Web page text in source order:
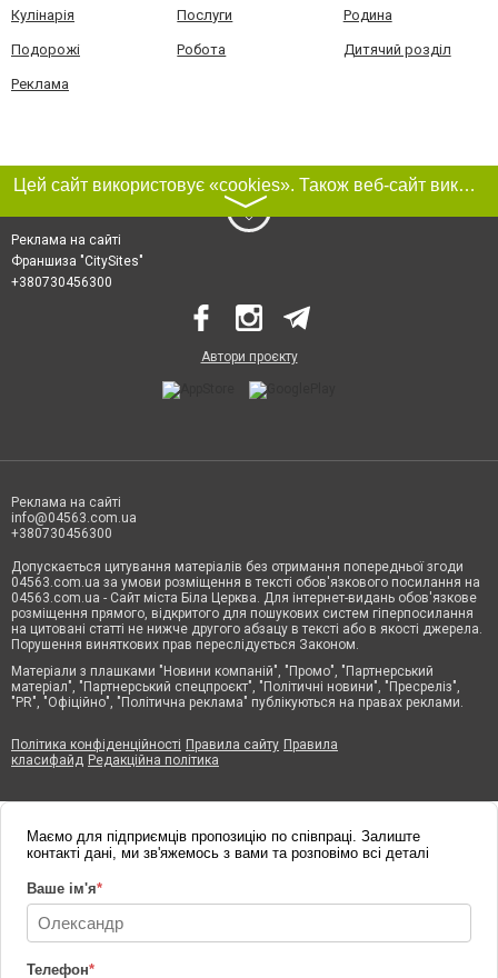
Кулінарія Послуги Родина
Подорожі Робота Дитячий розділ
Реклама
Цей сайт використовує «cookies». Також веб-сайт використовує інтернет-сервіс для збору технічних даних стосовно відвідувачів з метою отримання маркетингової та статистичної інформації. Умови обробки даних відвідувачів сайту див.
〉
Реклама на сайті
Франшиза "CitySites"
+380730456300
Автори проєкту
Реклама на сайті
info@04563.com.ua
+380730456300
Допускається цитування матеріалів без отримання попередньої згоди
04563.com.ua за умови розміщення в тексті обов'язкового посилання на
04563.com.ua - Сайт міста Біла Церква. Для інтернет-видань обов'язкове
розміщення прямого, відкритого для пошукових систем гіперпосилання
на цитовані статті не нижче другого абзацу в тексті або в якості джерела.
Порушення виняткових прав переслідується Законом.
Матеріали з плашками "Новини компаній", "Промо", "Партнерський
матеріал", "Партнерський спецпроєкт", "Політичні новини", "Пресреліз",
"PR", "Офіційно", "Політична реклама" публікуються на правах реклами.
Політика конфіденційності Правила сайту Правила
класифайд Редакційна політика
Маємо для підприємців пропозицію по співпраці. Залиште
контакті дані, ми зв'яжемось з вами та розповімо всі деталі
Ваше ім'я*
Телефон*